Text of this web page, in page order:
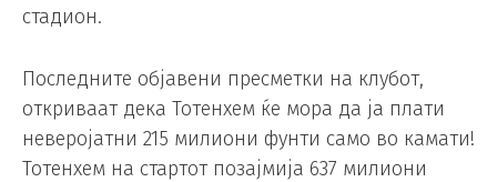
стадион.
Последните објавени пресметки на клубот,
откриваат дека Тотенхем ќе мора да ја плати
неверојатни 215 милиони фунти само во камати!
Тотенхем на стартот позајмија 637 милиони